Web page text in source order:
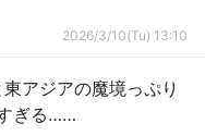
2026/3/10(Tu) 13:10
アジアの魔境っぷり
ぎる……